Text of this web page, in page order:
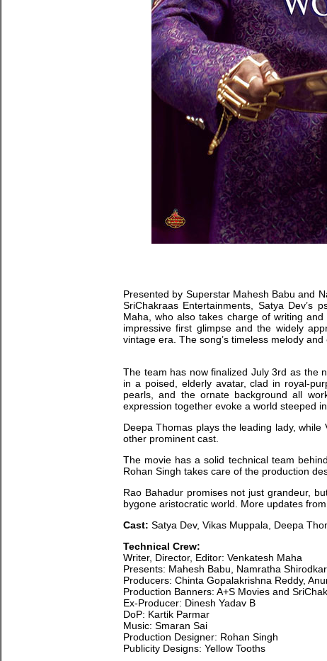
Presented by Superstar Mahesh Babu and
SriChakraas Entertainments, Satya Dev’s
Maha, who also takes charge of writing
impressive first glimpse and the widely
vintage era. The song’s timeless melody
The team has now finalized July 3rd as the
in a poised, elderly avatar, clad in royal-
pearls, and the ornate background all
expression together evoke a world steeped
Deepa Thomas plays the leading lady,
other prominent cast.
The movie has a solid technical team
Rohan Singh takes care of the production
Rao Bahadur promises not just grandeur,
bygone aristocratic world. More updates
Cast: Satya Dev, Vikas Muppala, Deepa
Technical Crew:
Writer, Director, Editor: Venkatesh Maha
Presents: Mahesh Babu, Namratha
Producers: Chinta Gopalakrishna Reddy,
Production Banners: A+S Movies and
Ex-Producer: Dinesh Yadav B
DoP: Kartik Parmar
Music: Smaran Sai
Production Designer: Rohan Singh
Publicity Designs: Yellow Tooths